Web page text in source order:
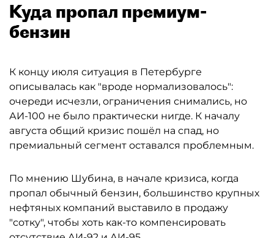
Куда пропал премиум-
бензин
К концу июля ситуация в Петербурге
описывалась как "вроде нормализовалось":
очереди исчезли, ограничения снимались, но
АИ-100 не было практически нигде. К началу
августа общий кризис пошёл на спад, но
премиальный сегмент оставался проблемным.
По мнению Шубина, в начале кризиса, когда
пропал обычный бензин, большинство крупных
нефтяных компаний выставило в продажу
"сотку", чтобы хоть как-то компенсировать